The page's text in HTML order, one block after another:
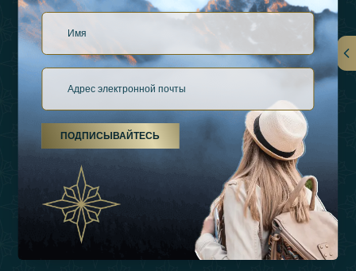
О Нас
Виды Отдыха
Связаться
ПОДПИСЫВАЙТЕСЬ